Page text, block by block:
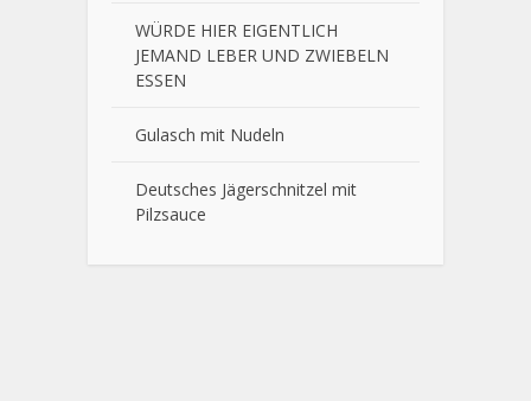
WÜRDE HIER EIGENTLICH
JEMAND LEBER UND ZWIEBELN
ESSEN
Gulasch mit Nudeln
Deutsches Jägerschnitzel mit
Pilzsauce